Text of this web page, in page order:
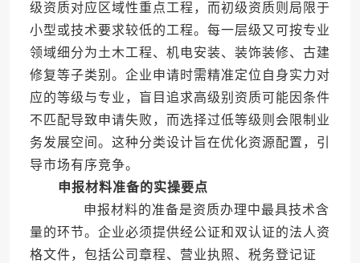
级资质对应区域性重点工程，而初级资质则局限于
小型或技术要求较低的工程。每一层级又可按专业
领域细分为土木工程、机电安装、装饰装修、古建
修复等子类别。企业申请时需精准定位自身实力对
应的等级与专业，盲目追求高级别资质可能因条件
不匹配导致申请失败，而选择过低等级则会限制业
务发展空间。这种分类设计旨在优化资源配置，引
导市场有序竞争。
申报材料准备的实操要点
申报材料的准备是资质办理中最具技术含
量的环节。企业必须提供经公证和双认证的法人资
格文件，包括公司章程、营业执照、税务登记证